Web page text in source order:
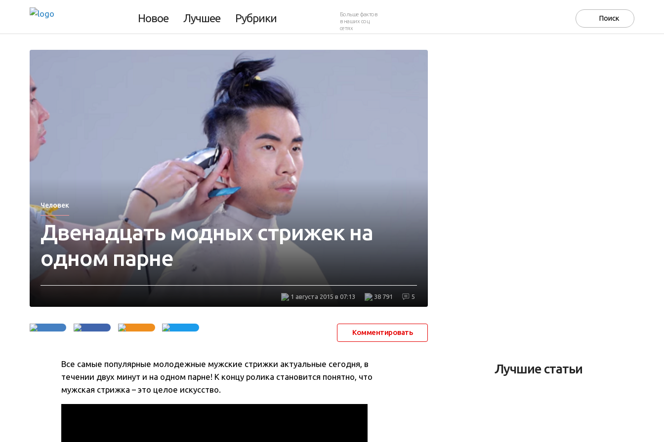
Новое Лучшее Рубрики
Больше фактов
в наших соц.
сетях
Человек
Двенадцать модных стрижек на
одном парне
5
38 791
1 августа 2015 в 07:13
Комментировать
Все самые популярные молодежные мужские стрижки актуальные сегодня, в
течении двух минут и на одном парне! К концу ролика становится понятно, что
мужская стрижка – это целое искусство.
Лучшие статьи